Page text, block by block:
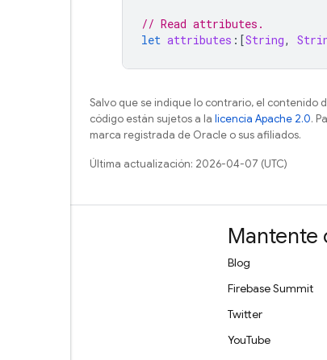
// Read attributes.
let attributes :[String,
Salvo que se indique lo contrario, el contenido
código están sujetos a la licencia Apache 2.0.
marca registrada de Oracle o sus afiliados.
Última actualización: 2026-04-07 (UTC)
Mantente
Blog
Firebase Summit
Twitter
YouTube